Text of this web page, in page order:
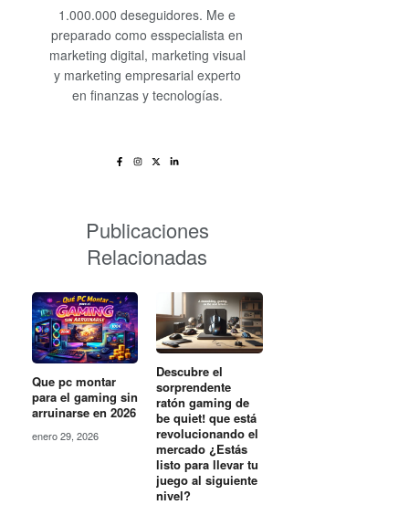
1.000.000 deseguidores. Me e
preparado como esspecialista en
marketing digital, marketing visual
y marketing empresarial experto
en finanzas y tecnologías.
Publicaciones
Relacionadas
Que pc montar
para el gaming sin
arruinarse en 2026
enero 29, 2026
Descubre el
sorprendente
ratón gaming de
be quiet! que está
revolucionando el
mercado ¿Estás
listo para llevar tu
juego al siguiente
nivel?